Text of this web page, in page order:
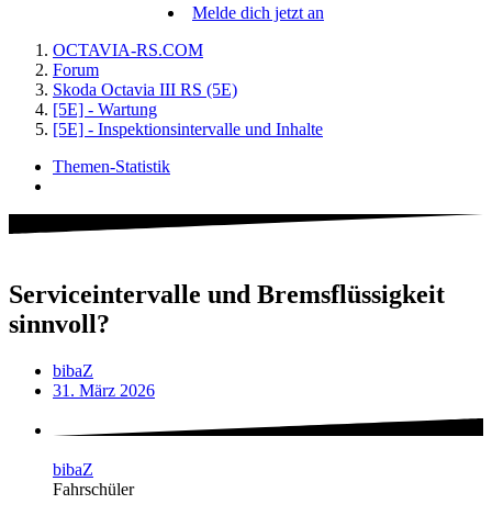
Melde dich jetzt an
OCTAVIA-RS.COM
Forum
Skoda Octavia III RS (5E)
[5E] - Wartung
[5E] - Inspektionsintervalle und Inhalte
Themen-Statistik
Serviceintervalle und Bremsflüssigkeit
sinnvoll?
bibaZ
31. März 2026
bibaZ
Fahrschüler